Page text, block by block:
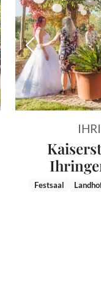
Bild
Vorheriges
Festsaal